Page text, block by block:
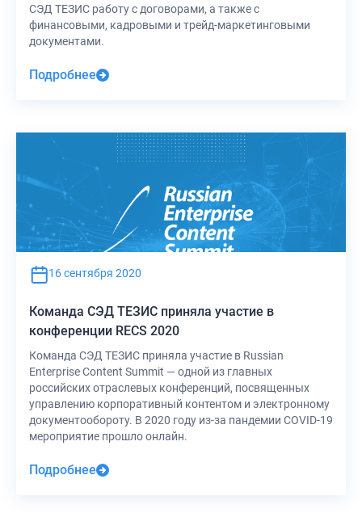
СЭД ТЕЗИС работу с договорами, а также с
финансовыми, кадровыми и трейд-маркетинговыми
документами.
Подробнее
16 сентября 2020
Команда СЭД ТЕЗИС приняла участие в
конференции RECS 2020
Команда СЭД ТЕЗИС приняла участие в Russian
Enterprise Content Summit — одной из главных
российских отраслевых конференций, посвященных
управлению корпоративный контентом и электронному
документообороту. В 2020 году из-за пандемии COVID-19
мероприятие прошло онлайн.
Подробнее